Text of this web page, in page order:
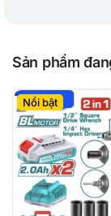
Sản phẩm
Nổi bật